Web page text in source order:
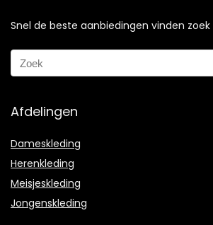
Snel de beste aanbiedingen vinden zoek
Afdelingen
Dameskleding
Herenkleding
Meisjeskleding
Jongenskleding